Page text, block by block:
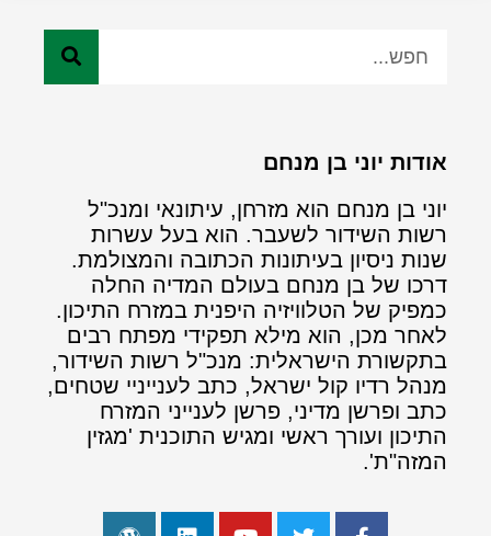
אודות יוני בן מנחם
יוני בן מנחם הוא מזרחן, עיתונאי ומנכ"ל
רשות השידור לשעבר. הוא בעל עשרות
שנות ניסיון בעיתונות הכתובה והמצולמת.
דרכו של בן מנחם בעולם המדיה החלה
כמפיק של הטלוויזיה היפנית במזרח התיכון.
לאחר מכן, הוא מילא תפקידי מפתח רבים
בתקשורת הישראלית: מנכ"ל רשות השידור,
מנהל רדיו קול ישראל, כתב לענייניי שטחים,
כתב ופרשן מדיני, פרשן לענייני המזרח
התיכון ועורך ראשי ומגיש התוכנית 'מגזין
המזה"ת'.